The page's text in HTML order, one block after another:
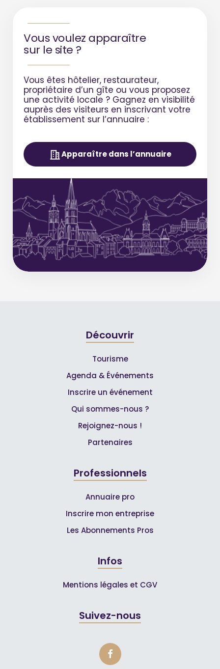
Vous voulez apparaître
sur le site ?
Vous êtes hôtelier, restaurateur,
propriétaire d’un gîte ou vous proposez
une activité locale ? Gagnez en visibilité
auprès des visiteurs en inscrivant votre
établissement sur l’annuaire :
Apparaître dans l’annuaire
Découvrir
Tourisme
Agenda & Événements
Inscrire un événement
Qui sommes-nous ?
Rejoignez-nous !
Partenaires
Professionnels
Annuaire pro
Inscrire mon entreprise
Les Abonnements Pros
Infos
Mentions légales et CGV
Suivez-nous